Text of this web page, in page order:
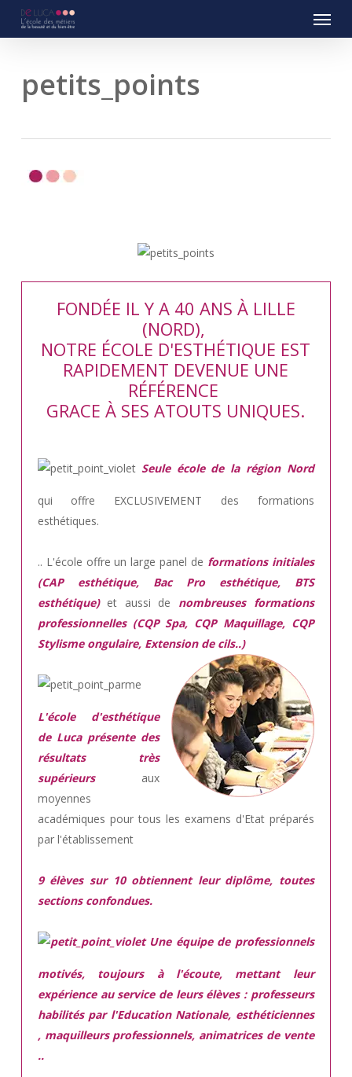
Menu
petits_points
FONDÉE IL Y A 40 ANS À LILLE
(NORD),
NOTRE ÉCOLE D'ESTHÉTIQUE EST
RAPIDEMENT DEVENUE UNE
RÉFÉRENCE
GRACE À SES ATOUTS UNIQUES.
Seule école de la région Nord
qui offre EXCLUSIVEMENT des formations
esthétiques.
.. L'école offre un large panel de formations initiales
(CAP esthétique, Bac Pro esthétique, BTS
esthétique) et aussi de nombreuses formations
professionnelles (CQP Spa, CQP Maquillage, CQP
Stylisme ongulaire, Extension de cils..)
L'école d'esthétique
de Luca présente des
résultats très
supérieurs aux
moyennes
académiques pour tous les examens d'Etat préparés
par l'établissement
9 élèves sur 10 obtiennent leur diplôme, toutes
sections confondues.
Une équipe de professionnels
motivés,toujours à l'écoute, mettant leur
expérience au service de leurs élèves : professeurs
habilités par l'Education Nationale, esthéticiennes
, maquilleurs professionnels, animatrices de vente
..